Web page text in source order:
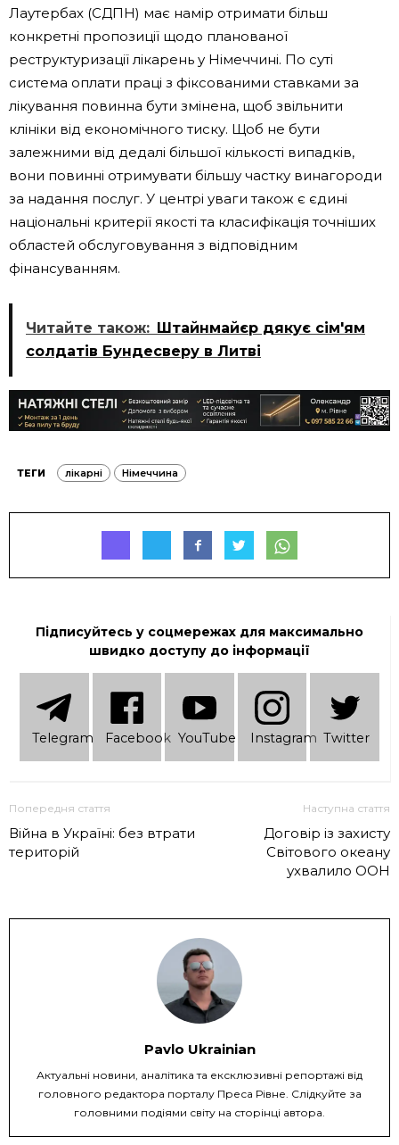
Лаутербах (СДПН) має намір отримати більш
конкретні пропозиції щодо планованої
реструктуризації лікарень у Німеччині. По суті
система оплати праці з фіксованими ставками за
лікування повинна бути змінена, щоб звільнити
клініки від економічного тиску. Щоб не бути
залежними від дедалі більшої кількості випадків,
вони повинні отримувати більшу частку винагороди
за надання послуг. У центрі уваги також є єдині
національні критерії якості та класифікація точніших
областей обслуговування з відповідним
фінансуванням.
Читайте також: Штайнмайєр дякує сім'ям
солдатів Бундесверу в Литві
ТЕГИ лікарні Німеччина
Підписуйтесь у соцмережах для максимально
швидко доступу до інформації
Telеgram Facebook YouTube Instagram Twitter
Попередня стаття
Війна в Україні: без втрати
територій
Наступна стаття
Договір із захисту
Світового океану
ухвалило ООН
Pavlo Ukrainian
Актуальні новини, аналітика та ексклюзивні репортажі від
головного редактора порталу Преса Рівне. Слідкуйте за
головними подіями світу на сторінці автора.